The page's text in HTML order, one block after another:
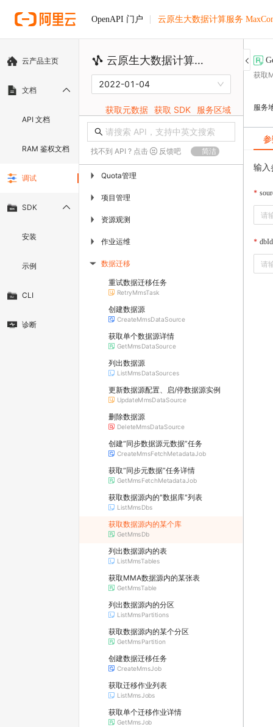
OpenAPI 门户 云原生大数据计算服务
云产品主页
文档
API 文档
RAM 鉴权文档
调试
SDK
安装
示例
CLI
诊断
云原生大数据计算服务 MaxCompute
2022-01-04
获取元数据 获取 SDK 服务区域
找不到 API ? 点击 反馈吧 简洁
▶ Quota管理
▶ 项目管理
▶ 资源观测
▶ 作业运维
▶ 数据迁移
重试数据迁移任务
RetryMmsTask
创建数据源
CreateMmsDataSource
获取单个数据源详情
GetMmsDataSource
列出数据源
ListMmsDataSources
更新数据源配置、启/停数据源实例
UpdateMmsDataSource
删除数据源
DeleteMmsDataSource
创建“同步数据源元数据”任务
CreateMmsFetchMetadataJob
获取“同步元数据”任务详情
GetMmsFetchMetadataJob
获取数据源内的"数据库"列表
ListMmsDbs
获取数据源内的某个库
GetMmsDb
列出数据源内的表
ListMmsTables
获取MMA数据源内的某张表
GetMmsTable
列出数据源内的分区
ListMmsPartitions
获取数据源内的某个分区
GetMmsPartition
创建数据迁移任务
CreateMmsJob
获取迁移作业列表
ListMmsJobs
获取单个迁移作业详情
GetMmsJob
获取
服务
输入
dbId